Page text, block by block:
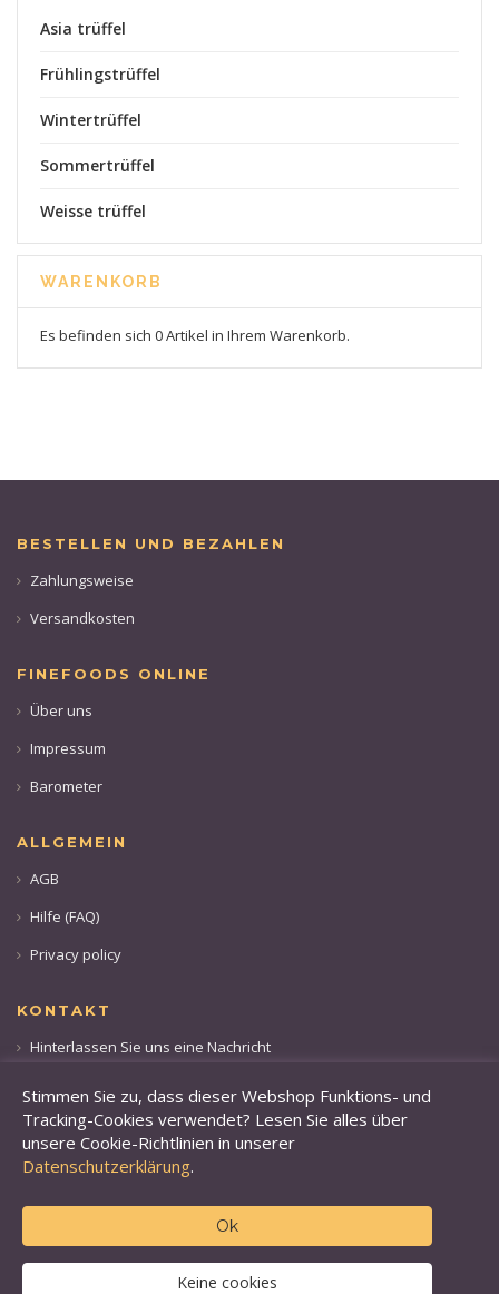
Asia trüffel
Frühlingstrüffel
Wintertrüffel
Sommertrüffel
Weisse trüffel
WARENKORB
Es befinden sich 0 Artikel in Ihrem Warenkorb.
BESTELLEN UND BEZAHLEN
Zahlungsweise
Versandkosten
FINEFOODS ONLINE
Über uns
Impressum
Barometer
ALLGEMEIN
AGB
Hilfe (FAQ)
Privacy policy
KONTAKT
Hinterlassen Sie uns eine Nachricht
Sickeskreuz 8, 47877 Willich, Deutschland
Stimmen Sie zu, dass dieser Webshop Funktions- und
Tracking-Cookies verwendet? Lesen Sie alles über
unsere Cookie-Richtlinien in unserer
Datenschutzerklärung.
Ok
Keine cookies